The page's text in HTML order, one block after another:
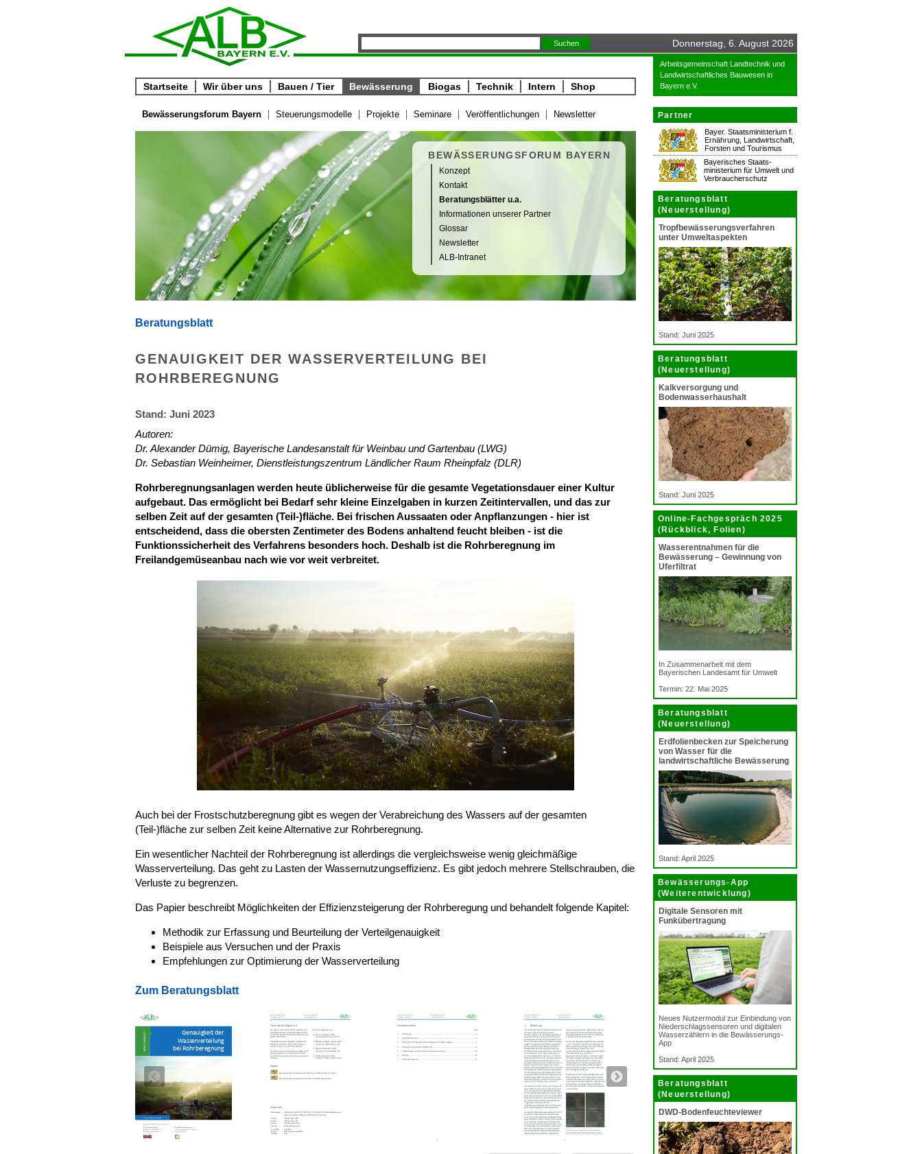
Donnerstag, 6. August 2026
Startseite Wir über uns Bauen / Tier Bewässerung Biogas Technik Intern Shop
Arbeitsgemeinschaft Landtechnik und
Landwirtschaftliches Bauwesen in
Bayern e.V.
Partner
Bayer. Staatsministerium f.
Ernährung, Landwirtschaft,
Forsten und Tourismus
Bayerisches Staats-
ministerium für Umwelt und
Verbraucherschutz
Beratungsblatt
(Neuerstellung)
Tropfbewässerungsverfahren
unter Umweltaspekten
Stand: Juni 2025
Beratungsblatt
(Neuerstellung)
Kalkversorgung und
Bodenwasserhaushalt
Stand: Juni 2025
Online-Fachgespräch 2025
(Rückblick, Folien)
Wasserentnahmen für die
Bewässerung – Gewinnung von
Uferfiltrat
In Zusammenarbeit mit dem
Bayerischen Landesamt für Umwelt
Termin: 22. Mai 2025
Beratungsblatt
(Neuerstellung)
Erdfolienbecken zur Speicherung
von Wasser für die
landwirtschaftliche Bewässerung
Stand: April 2025
Bewässerungs-App
(Weiterentwicklung)
Digitale Sensoren mit
Funkübertragung
Neues Nutzermodul zur Einbindung von
Niederschlagssensoren und digitalen
Wasserzählern in die Bewässerungs-
App
Stand: April 2025
Beratungsblatt
(Neuerstellung)
DWD-Bodenfeuchteviewer
Bewässerungsforum Bayern Steuerungsmodelle Projekte Seminare Veröffentlichungen Newsletter
BEWÄSSERUNGSFORUM BAYERN
Konzept
Kontakt
Beratungsblätter u.a.
Informationen unserer Partner
Glossar
Newsletter
ALB-Intranet
Beratungsblatt
GENAUIGKEIT DER WASSERVERTEILUNG BEI
ROHRBEREGNUNG
Stand: Juni 2023
Autoren:
Dr. Alexander Dümig, Bayerische Landesanstalt für Weinbau und Gartenbau (LWG)
Dr. Sebastian Weinheimer, Dienstleistungszentrum Ländlicher Raum Rheinpfalz (DLR)
Rohrberegnungsanlagen werden heute üblicherweise für die gesamte Vegetationsdauer einer Kultur
aufgebaut. Das ermöglicht bei Bedarf sehr kleine Einzelgaben in kurzen Zeitintervallen, und das zur
selben Zeit auf der gesamten (Teil-)fläche. Bei frischen Aussaaten oder Anpflanzungen - hier ist
entscheidend, dass die obersten Zentimeter des Bodens anhaltend feucht bleiben - ist die
Funktionssicherheit des Verfahrens besonders hoch. Deshalb ist die Rohrberegnung im
Freilandgemüseanbau nach wie vor weit verbreitet.
Auch bei der Frostschutzberegnung gibt es wegen der Verabreichung des Wassers auf der gesamten
(Teil-)fläche zur selben Zeit keine Alternative zur Rohrberegnung.
Ein wesentlicher Nachteil der Rohrberegnung ist allerdings die vergleichsweise wenig gleichmäßige
Wasserverteilung. Das geht zu Lasten der Wassernutzungseffizienz. Es gibt jedoch mehrere Stellschrauben, die
Verluste zu begrenzen.
Das Papier beschreibt Möglichkeiten der Effizienzsteigerung der Rohrberegung und behandelt folgende Kapitel:
Methodik zur Erfassung und Beurteilung der Verteilgenauigkeit
Beispiele aus Versuchen und der Praxis
Empfehlungen zur Optimierung der Wasserverteilung
Zum Beratungsblatt